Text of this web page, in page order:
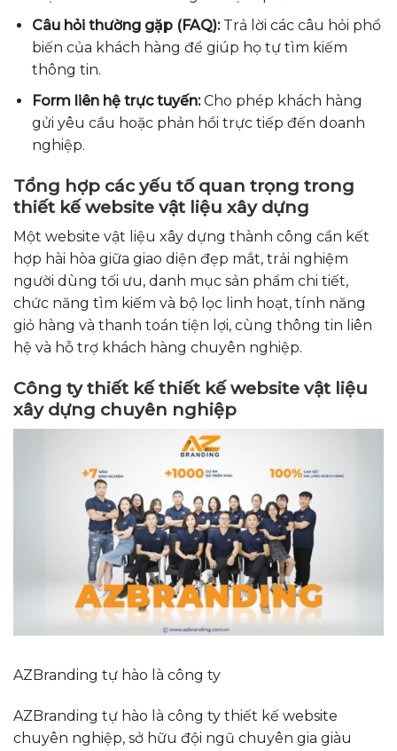
Câu hỏi thường gặp (FAQ):Trả lời các câu hỏi phổ
biến của khách hàng để giúp họ tự tìm kiếm
thông tin.
Form liên hệ trực tuyến:Cho phép khách hàng
gửi yêu cầu hoặc phản hồi trực tiếp đến doanh
nghiệp.
Tổng hợp các yếu tố quan trọng trong
thiết kế website vật liệu xây dựng
Một website vật liệu xây dựng thành công cần kết
hợp hài hòa giữa giao diện đẹp mắt, trải nghiệm
người dùng tối ưu, danh mục sản phẩm chi tiết,
chức năng tìm kiếm và bộ lọc linh hoạt, tính năng
giỏ hàng và thanh toán tiện lợi, cùng thông tin liên
hệ và hỗ trợ khách hàng chuyên nghiệp.
Công ty thiết kế thiết kế website vật liệu
xây dựng chuyên nghiệp
AZBranding tự hào là công ty
AZBranding tự hào là công ty thiết kế website
chuyên nghiệp, sở hữu đội ngũ chuyên gia giàu